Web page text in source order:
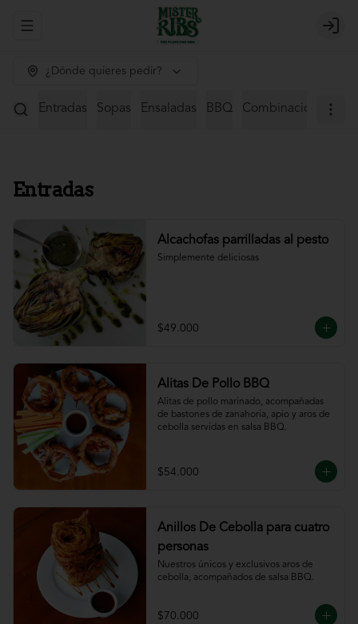
Abrir menu de navegación Login
¿Dónde quieres pedir?
Entradas Sopas Ensaladas BBQ Combinaciones
Entradas
Alcachofas parrilladas al pesto
Simplemente deliciosas
$49.000
Alitas De Pollo BBQ
Alitas de pollo marinado, acompañadas
de bastones de zanahoria, apio y aros de
cebolla servidas en salsa BBQ.
$54.000
Anillos De Cebolla para cuatro
personas
Nuestros únicos y exclusivos aros de
cebolla, acompañados de salsa BBQ.
$70.000